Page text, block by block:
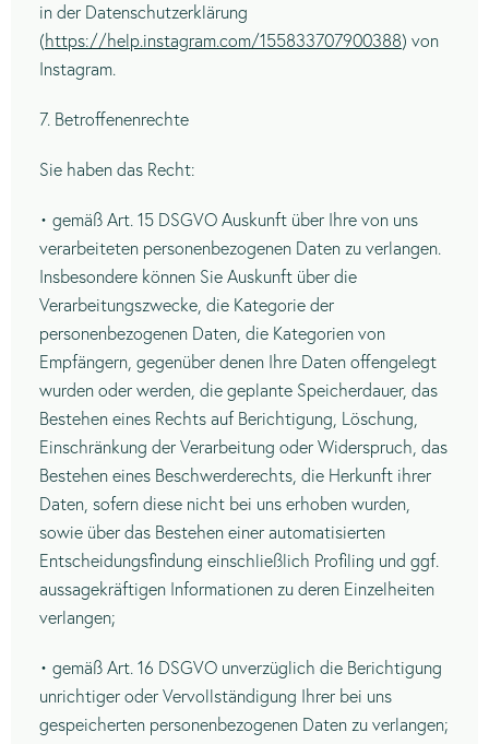
in der Datenschutzerklärung
(https://help.instagram.com/155833707900388) von
Instagram.
7. Betroffenenrechte
Sie haben das Recht:
• gemäß Art. 15 DSGVO Auskunft über Ihre von uns
verarbeiteten personenbezogenen Daten zu verlangen.
Insbesondere können Sie Auskunft über die
Verarbeitungszwecke, die Kategorie der
personenbezogenen Daten, die Kategorien von
Empfängern, gegenüber denen Ihre Daten offengelegt
wurden oder werden, die geplante Speicherdauer, das
Bestehen eines Rechts auf Berichtigung, Löschung,
Einschränkung der Verarbeitung oder Widerspruch, das
Bestehen eines Beschwerderechts, die Herkunft ihrer
Daten, sofern diese nicht bei uns erhoben wurden,
sowie über das Bestehen einer automatisierten
Entscheidungsfindung einschließlich Profiling und ggf.
aussagekräftigen Informationen zu deren Einzelheiten
verlangen;
• gemäß Art. 16 DSGVO unverzüglich die Berichtigung
unrichtiger oder Vervollständigung Ihrer bei uns
gespeicherten personenbezogenen Daten zu verlangen;